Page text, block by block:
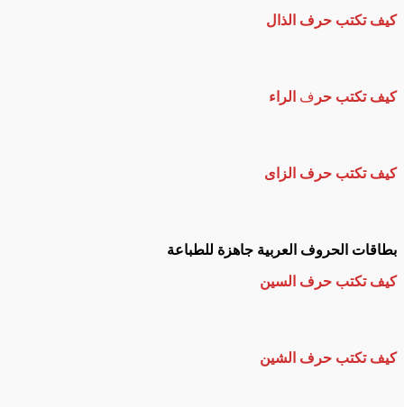
كيف تكتب حرف الذال
كيف تكتب حر ف الراء
كيف تكتب حرف الزاى
بطاقات الحروف العربية جاهزة للطباعة
كيف تكتب حرف السين
كيف تكتب حرف الشين